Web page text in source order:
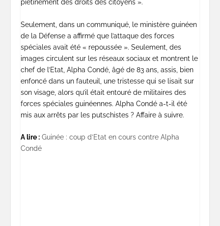
piétinement des droits des citoyens ».
Seulement, dans un communiqué, le ministère guinéen
de la Défense a affirmé que l’attaque des forces
spéciales avait été « repoussée ». Seulement, des
images circulent sur les réseaux sociaux et montrent le
chef de l’Etat, Alpha Condé, âgé de 83 ans, assis, bien
enfoncé dans un fauteuil, une tristesse qui se lisait sur
son visage, alors qu’il était entouré de militaires des
forces spéciales guinéennes. Alpha Condé a-t-il été
mis aux arrêts par les putschistes ? Affaire à suivre.
A lire : Guinée : coup d’Etat en cours contre Alpha
Condé